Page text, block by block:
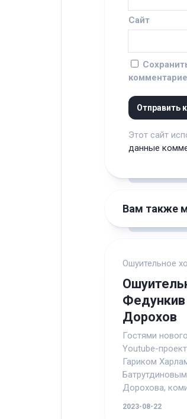
Сайт
Этот сайт
данные
Вам также
Ошуительное
Федункив
Дорохов
Гостями
Youtube-
Гариком
Дорохова,
2023-08-22